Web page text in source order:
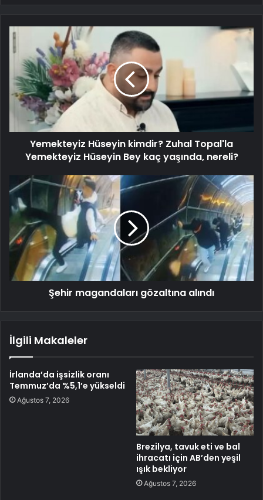
Yemekteyiz Hüseyin kimdir? Zuhal Topal'la
Yemekteyiz Hüseyin Bey kaç yaşında, nereli?
Şehir magandaları gözaltına alındı
İlgili Makaleler
İrlanda’da işsizlik oranı
Temmuz’da %5,1’e yükseldi
Ağustos 7, 2026
Brezilya, tavuk eti ve bal
ihracatı için AB’den yeşil
ışık bekliyor
Ağustos 7, 2026